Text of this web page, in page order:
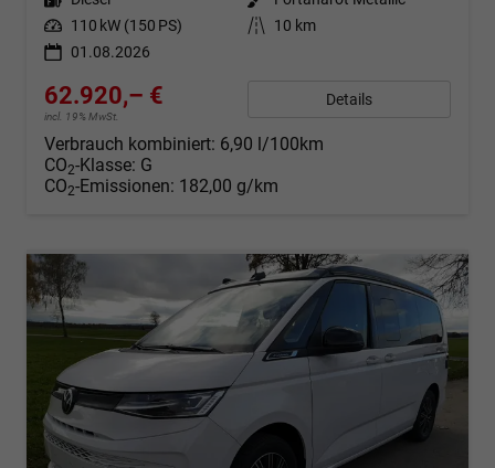
Leistung 110 kW (150 PS) Kilometerstand
10 km
01.08.2026
62.920,– €
incl. 19% MwSt.
Details
Verbrauch kombiniert: 6,90 l/100km
CO2-Klasse: G
CO2-Emissionen: 182,00 g/km